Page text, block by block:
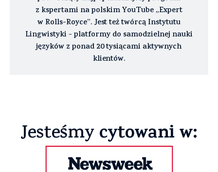
z kspertami na polskim YouTube „Expert
w Rolls-Royce”. Jest też twórcą Instytutu
Lingwistyki - platformy do samodzielnej nauki
języków z ponad 20 tysiącami aktywnych
klientów.
Jesteśmycytowani w: